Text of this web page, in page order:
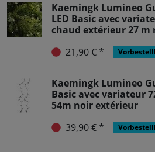
Kaemingk Lumineo
LED Basic avec
chaud extérieur 27 m
21,90 € *
Kaemingk Lumineo
Basic avec variateur
54m noir extérieur
39,90 € *